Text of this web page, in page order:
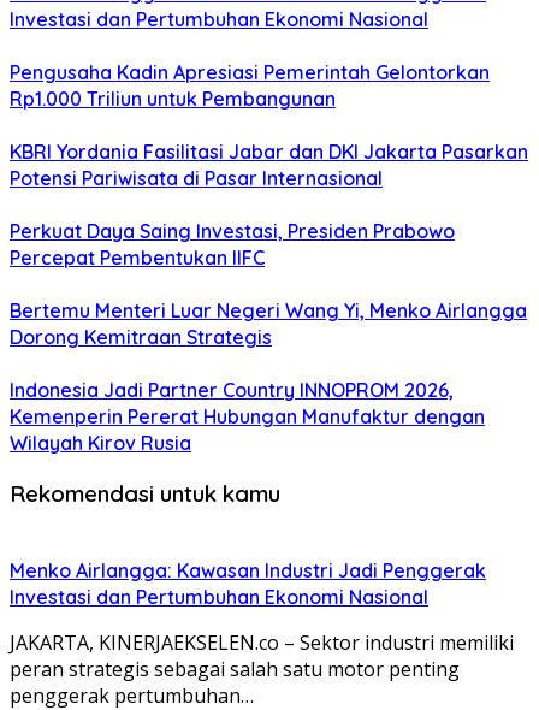
Investasi dan Pertumbuhan Ekonomi Nasional
Pengusaha Kadin Apresiasi Pemerintah Gelontorkan
Rp1.000 Triliun untuk Pembangunan
KBRI Yordania Fasilitasi Jabar dan DKI Jakarta Pasarkan
Potensi Pariwisata di Pasar Internasional
Perkuat Daya Saing Investasi, Presiden Prabowo
Percepat Pembentukan IIFC
Bertemu Menteri Luar Negeri Wang Yi, Menko Airlangga
Dorong Kemitraan Strategis
Indonesia Jadi Partner Country INNOPROM 2026,
Kemenperin Pererat Hubungan Manufaktur dengan
Wilayah Kirov Rusia
Rekomendasi untuk kamu
Menko Airlangga: Kawasan Industri Jadi Penggerak
Investasi dan Pertumbuhan Ekonomi Nasional
JAKARTA, KINERJAEKSELEN.co – Sektor industri memiliki
peran strategis sebagai salah satu motor penting
penggerak pertumbuhan…